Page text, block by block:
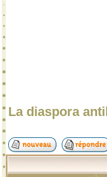
La diaspora